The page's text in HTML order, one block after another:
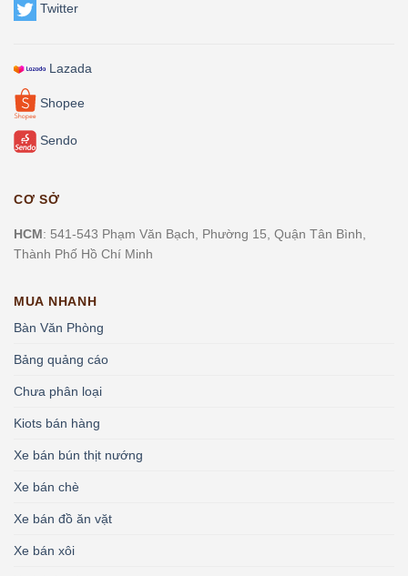
Twitter
Lazada
Shopee
Sendo
CƠ SỞ
HCM: 541-543 Phạm Văn Bạch, Phường 15, Quận Tân Bình,
Thành Phố Hồ Chí Minh
MUA NHANH
Bàn Văn Phòng
Bảng quảng cáo
Chưa phân loại
Kiots bán hàng
Xe bán bún thịt nướng
Xe bán chè
Xe bán đồ ăn vặt
Xe bán xôi